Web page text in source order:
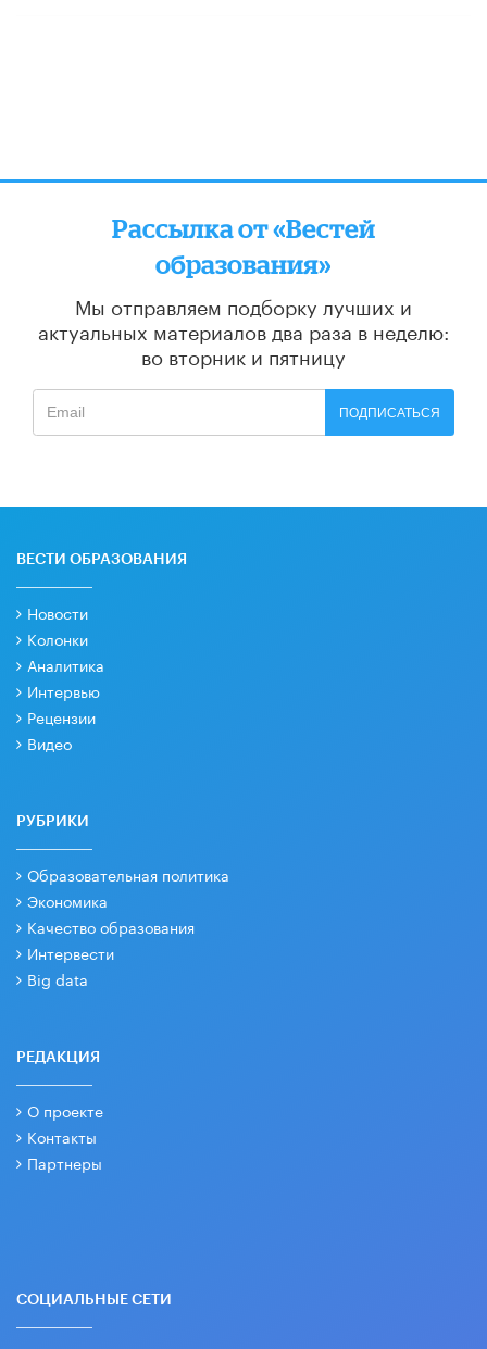
Рассылка от «Вестей
образования»
Мы отправляем подборку лучших и
актуальных материалов два раза в неделю:
во вторник и пятницу
ПОДПИСАТЬСЯ
ВЕСТИ ОБРАЗОВАНИЯ
Новости
Колонки
Аналитика
Интервью
Рецензии
Видео
РУБРИКИ
Образовательная политика
Экономика
Качество образования
Интервести
Big data
РЕДАКЦИЯ
О проекте
Контакты
Партнеры
СОЦИАЛЬНЫЕ СЕТИ